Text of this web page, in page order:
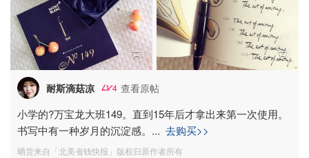
耐斯滴菇凉 4 查看原帖
小学的?万宝龙大班149。直到15年后才拿出来第一次使用。
书写中有一种岁月的沉淀感。 ... 去购买>>
晒货来自「北美省钱快报」版权归原作者所有